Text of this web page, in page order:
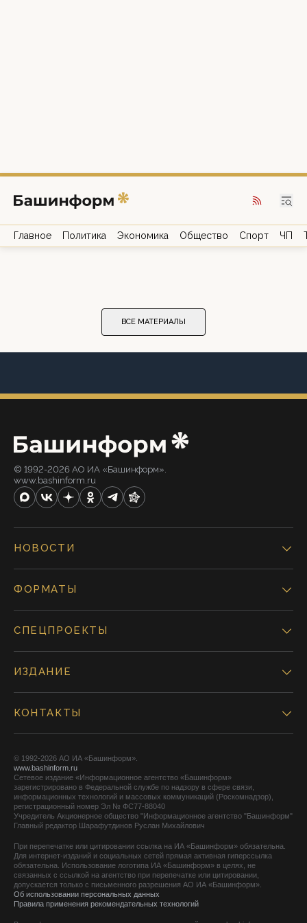
Главное Политика Экономика Общество Спорт ЧП
ВСЕ МАТЕРИАЛЫ
© 1992-2026 АО ИА «Башинформ».
www.bashinform.ru
НОВОСТИ
ФОРМАТЫ
СПЕЦПРОЕКТЫ
ИЗДАНИЕ
КОНТАКТЫ
© 1992-2026 АО ИА «Башинформ».
www.bashinform.ru
Сетевое издание «Информационное агентство «Башинформ»
зарегистрировано в Федеральной службе по надзору в сфере связи,
информационных технологий и массовых коммуникаций (Роскомнадзор),
регистрационный номер Эл № ФС77-88040
Учредитель Акционерное общество "Информационное агентство "Башинформ"
Главный редактор Шарафутдинов Руслан Михайлович
При перепечатке или цитировании ссылка на ИА «Башинформ» обязательна.
Для интернет-изданий и социальных сетей прямая активная гиперссылка
обязательна. Использование логотипа ИА «Башинформ» в целях, не
связанных с ссылкой на агентство при перепечатке или цитировании,
допускается только с письменного разрешения АО ИА «Башинформ».
Об использовании персональных данных
Правила применения рекомендательных технологий